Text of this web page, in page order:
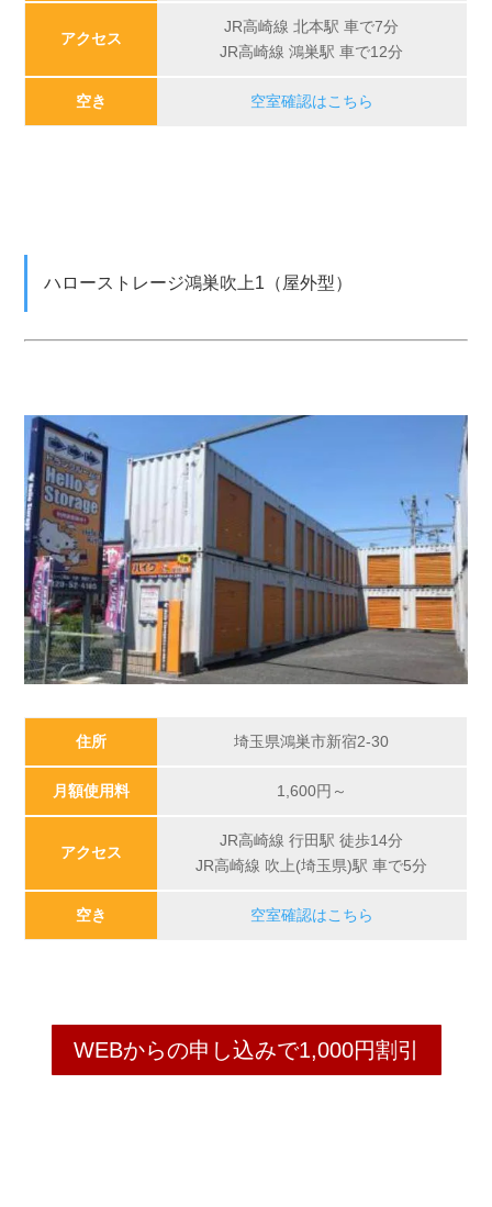
アクセス
JR高崎線 北本駅 車で7分
JR高崎線 鴻巣駅 車で12分
空き 空室確認はこちら
ハローストレージ鴻巣吹上1（屋外型）
住所 埼玉県鴻巣市新宿2-30
月額使用料 1,600円～
アクセス
JR高崎線 行田駅 徒歩14分
JR高崎線 吹上(埼玉県)駅 車で5分
空き 空室確認はこちら
WEBからの申し込みで1,000円割引